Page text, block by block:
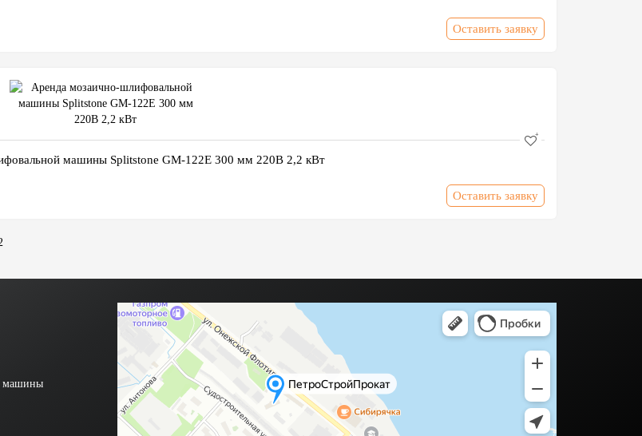
Оставить заявку
машины Splitstone GM-122E 300 мм 220В 2,2 кВт
Оставить заявку
машины